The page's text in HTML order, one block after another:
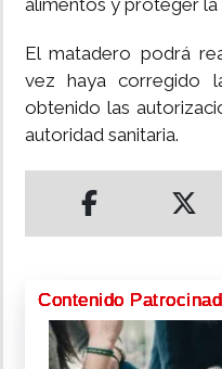
alimentos y proteger la
El matadero podrá
vez haya corregido
obtenido las
autoridad sanitaria.
Contenido